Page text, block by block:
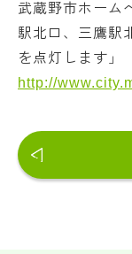
武蔵野市ホーム
駅北口、三鷹駅
を点灯します」
http://